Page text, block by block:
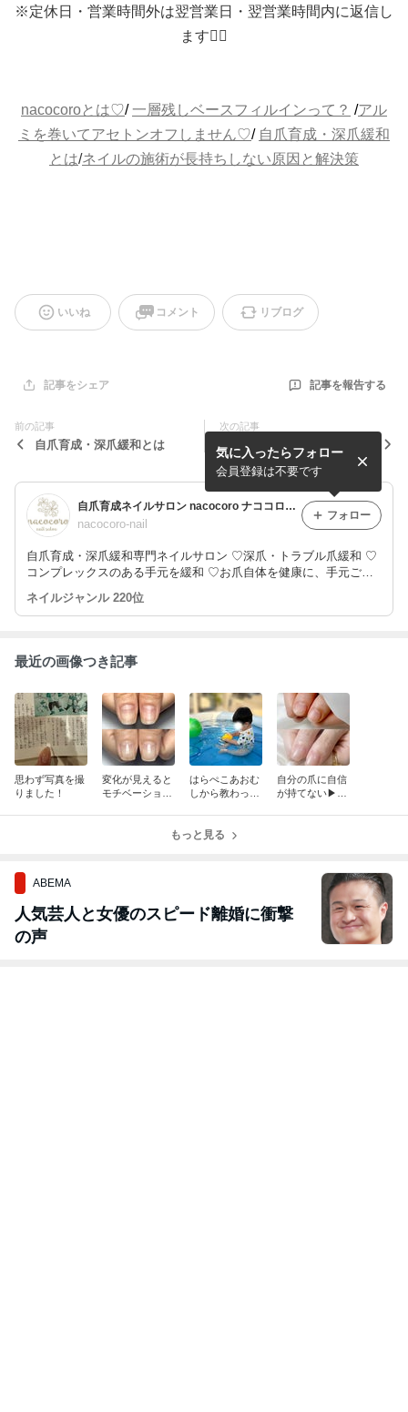
※定休日・営業時間外は翌営業日・翌営業時間内に返信し
ます🙇‍♀️
nacocoroとは♡/一層残しベースフィルインって？ /アル
ミを巻いてアセトンオフしません♡/ 自爪育成・深爪緩和
とは/ネイルの施術が長持ちしない原因と解決策
いいね コメント リブログ
記事をシェア 記事を報告する
前の記事
自爪育成・深爪緩和とは
次の記事
一層残しベースフィルインっ
て？
自爪育成ネイルサロン nacocoro ナココロ 深爪緩和【福井県/敦賀店・滋賀県/長浜店・大阪府/豊中店・山口県/山口店・愛知県/尾張旭店】
nacocoro-nail
自爪育成・深爪緩和専門ネイルサロン ♡深爪・トラブル爪緩和 ♡
コンプレックスのある手元を緩和 ♡お爪自体を健康に、手元ごと
気に入ったらフォロー
会員登録は不要です
フォロー
ネイルジャンル 220位
最近の画像つき記事
思わず写真を撮
りました！
変化が見えると
モチベーション
はらぺこあおむ
しから教わった
自分の爪に自信
が持てない▶︎推
もっと見る
ABEMA
人気芸人と女優のスピード離婚に衝撃
の声